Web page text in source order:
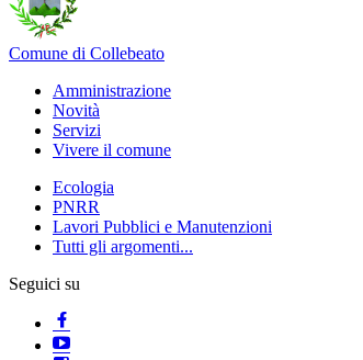
Comune di Collebeato
Amministrazione
Novità
Servizi
Vivere il comune
Ecologia
PNRR
Lavori Pubblici e Manutenzioni
Tutti gli argomenti...
Seguici su